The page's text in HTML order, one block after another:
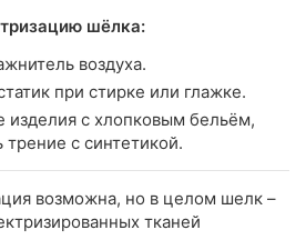
шёлка:
воздуха.
при стирке или глажке.
изделия с хлопковым бельём,
с синтетикой.
возможна, но в целом шелк –
тканей